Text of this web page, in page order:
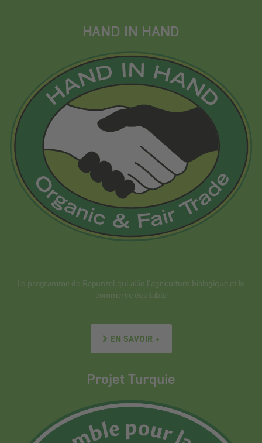
HAND IN HAND
Le programme de Rapunzel qui allie l’agriculture biologique et le
commerce équitable
EN SAVOIR +
Projet Turquie